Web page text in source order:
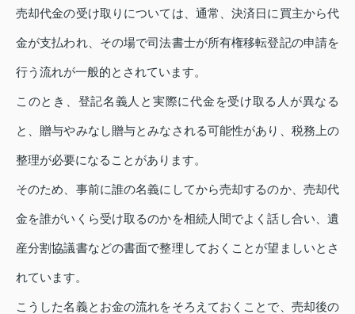
売却代金の受け取りについては、通常、決済日に買主から代
金が支払われ、その場で司法書士が所有権移転登記の申請を
行う流れが一般的とされています。
このとき、登記名義人と実際に代金を受け取る人が異なる
と、贈与やみなし贈与とみなされる可能性があり、税務上の
整理が必要になることがあります。
そのため、事前に誰の名義にしてから売却するのか、売却代
金を誰がいくら受け取るのかを相続人間でよく話し合い、遺
産分割協議書などの書面で整理しておくことが望ましいとさ
れています。
こうした名義とお金の流れをそろえておくことで、売却後の